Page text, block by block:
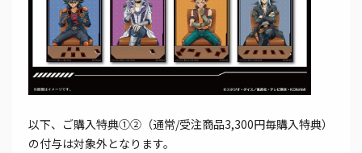
以下、ご購入特典①②（通常/受注商品3,300円毎購入特典）
の付与は対象外となります。